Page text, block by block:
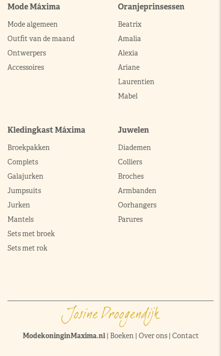
Mode Máxima
Mode algemeen
Outfit van de maand
Ontwerpers
Accessoires
Oranjeprinsessen
Beatrix
Amalia
Alexia
Ariane
Laurentien
Mabel
Kledingkast Máxima
Broekpakken
Complets
Galajurken
Jumpsuits
Jurken
Mantels
Sets met broek
Sets met rok
Juwelen
Diademen
Colliers
Broches
Armbanden
Oorhangers
Parures
ModekoninginMaxima.nl| Boeken| Over ons| Contact